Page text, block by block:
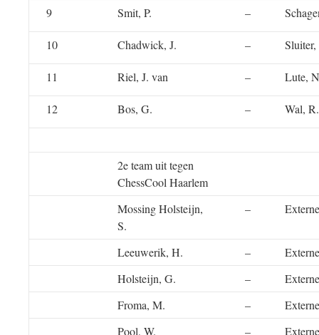
9 Smit, P. –
10 Chadwick, J. – Sluiter,
11 Riel, J. van – Lute,
12 Bos, G. – Wal,
2e team uit tegen
ChessCool Haarlem
Mossing Holsteijn,
S.
–
Leeuwerik, H. –
Holsteijn, G.
–
Froma, M.
–
Pool, W.
–